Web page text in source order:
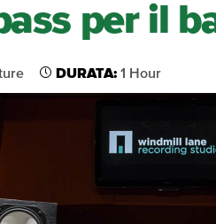
per il
DURATA: 1 Hour